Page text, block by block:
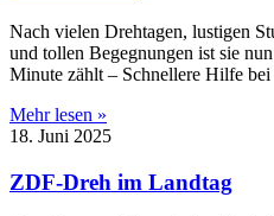
Nach vielen Drehtagen, lustigen
und tollen Begegnungen ist sie
Minute zählt – Schnellere Hilfe
Mehr lesen »
18. Juni 2025
ZDF-Dreh im Landtag